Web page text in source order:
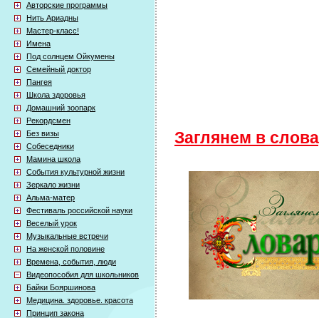
Авторские программы
Нить Ариадны
Мастер-класс!
Имена
Под солнцем Ойкумены
Семейный доктор
Пангея
Школа здоровья
Домашний зоопарк
Рекордсмен
Без визы
Собеседники
Мамина школа
События культурной жизни
Зеркало жизни
Альма-матер
Фестиваль российской науки
Веселый урок
Музыкальные встречи
На женской половине
Времена, события, люди
Видеопособия для школьников
Байки Бояршинова
Медицина. здоровье. красота
Принцип закона
Заглянем в